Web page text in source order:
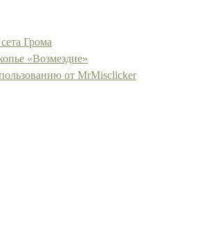
Грома
«Возмездие»
от MrMisclicker